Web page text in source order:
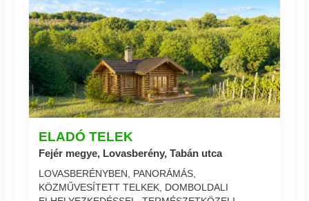
ELADÓ TELEK
Fejér megye, Lovasberény, Tabán utca
LOVASBERÉNYBEN, PANORÁMÁS,
KÖZMŰVESÍTETT TELKEK, DOMBOLDALI